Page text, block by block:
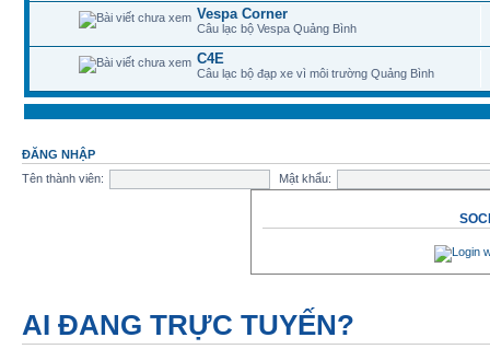
Vespa Corner
Câu lạc bộ Vespa Quảng Bình
C4E
Câu lạc bộ đạp xe vì môi trường Quảng Bình
ĐĂNG NHẬP
Tên thành viên:
Mật khẩu:
AI ĐANG TRỰC TUYẾN?